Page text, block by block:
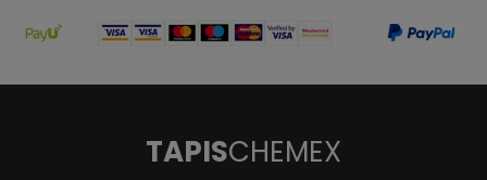
TAPISCHEMEX